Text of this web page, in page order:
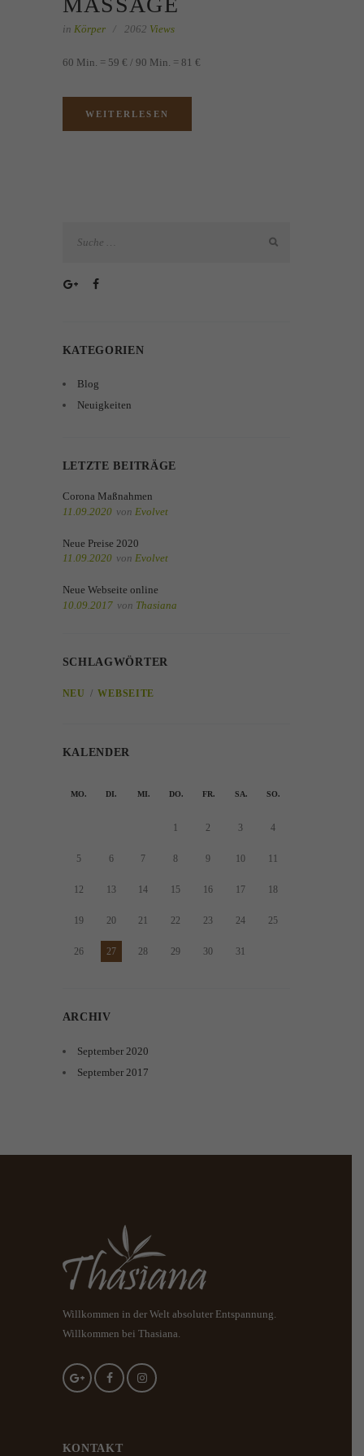
in Körper 2062 Views
60 Min. = 59 € / 90 Min. = 81 €
WEITERLESEN
KATEGORIEN
Blog
Neuigkeiten
LETZTE BEITRÄGE
Corona Maßnahmen
11.09.2020 von Evolvet
Neue Preise 2020
11.09.2020 von Evolvet
Neue Webseite online
10.09.2017 von Thasiana
SCHLAGWÖRTER
NEU WEBSEITE
KALENDER
MO. DI. MI. DO. FR. SA. SO.
1 2 3 4
5 6 7 8 9 10 11
12 13 14 15 16 17 18
19 20 21 22 23 24 25
26 27 28 29 30 31
ARCHIV
September 2020
September 2017
Willkommen in der Welt absoluter Entspannung.
Willkommen bei Thasiana.
KONTAKT